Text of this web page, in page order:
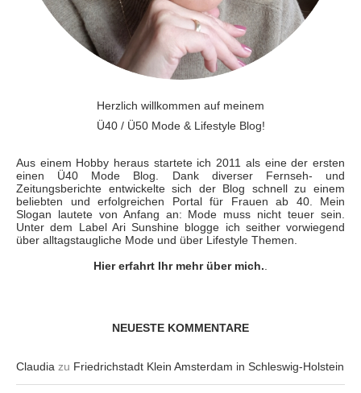
Herzlich willkommen auf meinem
Ü40 / Ü50 Mode & Lifestyle Blog!
Aus einem Hobby heraus startete ich 2011 als eine der ersten
einen Ü40 Mode Blog. Dank diverser Fernseh- und
Zeitungsberichte entwickelte sich der Blog schnell zu einem
beliebten und erfolgreichen Portal für Frauen ab 40. Mein
Slogan lautete von Anfang an: Mode muss nicht teuer sein.
Unter dem Label Ari Sunshine blogge ich seither vorwiegend
über alltagstaugliche Mode und über Lifestyle Themen.
Hier erfahrt Ihr mehr über mich.
NEUESTE KOMMENTARE
Claudia zu Friedrichstadt Klein Amsterdam in Schleswig-Holstein